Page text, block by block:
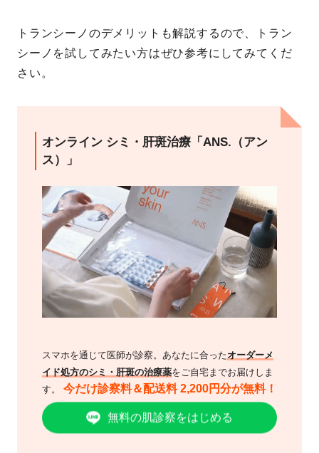
トランシーノのデメリットも解説するので、トラン
シーノを試してみたい方はぜひ参考にしてみてくだ
さい。
オンライン シミ・肝斑治療「ANS.（アン
ス）」
スマホを通じて医師が診察。あなたに合ったオーダーメ
イド処方のシミ・肝斑の治療薬をご自宅までお届けしま
す。
今だけ診察料＆配送料 2,200円分が無料！
無料の肌診察をはじめる